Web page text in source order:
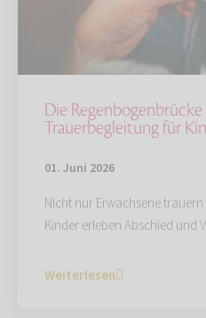
Die
Trauerbegleitung für
01. Juni 2026
Nicht nur Erwachsene
Kinder erleben Abschied und
Weiterlesen